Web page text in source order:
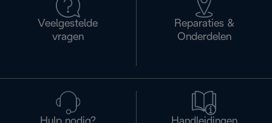
Veelgestelde
vragen
Reparaties &
Onderdelen